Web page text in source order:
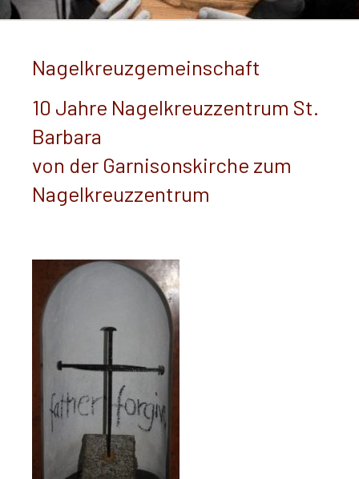
Nagelkreuzgemeinschaft
10 Jahre Nagelkreuzzentrum St.
Barbara
von der Garnisonskirche zum
Nagelkreuzzentrum